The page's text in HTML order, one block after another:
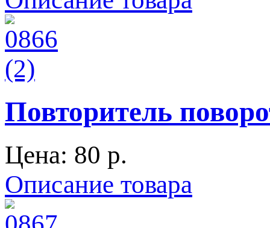
Повторитель
Цена: 80 p.
Описание товара